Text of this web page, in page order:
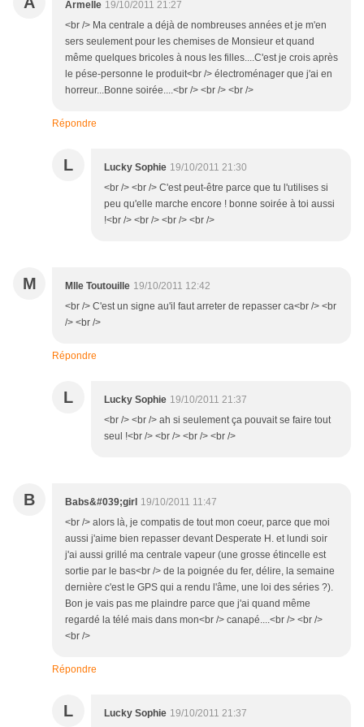
Armelle 19/10/2011 21:27
<br /> Ma centrale a déjà de nombreuses années et je m'en
sers seulement pour les chemises de Monsieur et quand
même quelques bricoles à nous les filles....C'est je crois après
le pése-personne le produit<br /> électroménager que j'ai en
horreur...Bonne soirée....<br /> <br /> <br />
Répondre
L Lucky Sophie 19/10/2011 21:30
<br /> <br /> C'est peut-être parce que tu l'utilises si
peu qu'elle marche encore ! bonne soirée à toi aussi
!<br /> <br /> <br /> <br />
M Mlle Toutouille 19/10/2011 12:42
<br /> C'est un signe au'il faut arreter de repasser ca<br /> <br
/> <br />
Répondre
L Lucky Sophie 19/10/2011 21:37
<br /> <br /> ah si seulement ça pouvait se faire tout
seul !<br /> <br /> <br /> <br />
B Babs&#039;girl 19/10/2011 11:47
<br /> alors là, je compatis de tout mon coeur, parce que moi
aussi j'aime bien repasser devant Desperate H. et lundi soir
j'ai aussi grillé ma centrale vapeur (une grosse étincelle est
sortie par le bas<br /> de la poignée du fer, délire, la semaine
dernière c'est le GPS qui a rendu l'âme, une loi des séries ?).
Bon je vais pas me plaindre parce que j'ai quand même
regardé la télé mais dans mon<br /> canapé....<br /> <br />
<br />
Répondre
L Lucky Sophie 19/10/2011 21:37